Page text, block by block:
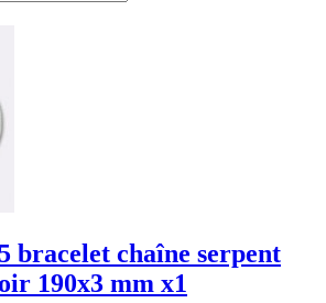
bracelet chaîne serpent
190x3 mm x1